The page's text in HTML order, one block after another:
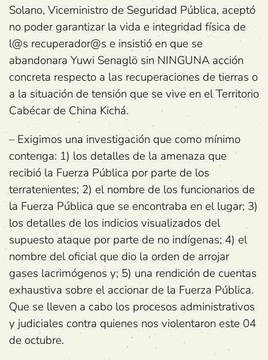
Solano, Viceministro de Seguridad Pública, aceptó
no poder garantizar la vida e integridad física de
l@s recuperador@s e insistió en que se
abandonara Yuwi Senaglö sin NINGUNA acción
concreta respecto a las recuperaciones de tierras o
a la situación de tensión que se vive en el Territorio
Cabécar de China Kichá.
– Exigimos una investigación que como mínimo
contenga: 1) los detalles de la amenaza que
recibió la Fuerza Pública por parte de los
terratenientes; 2) el nombre de los funcionarios de
la Fuerza Pública que se encontraba en el lugar; 3)
los detalles de los indicios visualizados del
supuesto ataque por parte de no indígenas; 4) el
nombre del oficial que dio la orden de arrojar
gases lacrimógenos y; 5) una rendición de cuentas
exhaustiva sobre el accionar de la Fuerza Pública.
Que se lleven a cabo los procesos administrativos
y judiciales contra quienes nos violentaron este 04
de octubre.